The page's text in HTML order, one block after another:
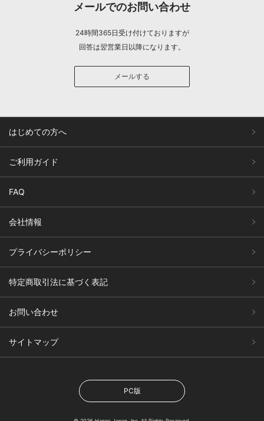
メールでのお問い合わせ
24時間365日受け付けておりますが
回答は翌営業日以降になります。
メールする
はじめての方へ
ご利用ガイド
FAQ
会社情報
プライバシーポリシー
特定商取引法に基づく表記
お問い合わせ
サイトマップ
PC版